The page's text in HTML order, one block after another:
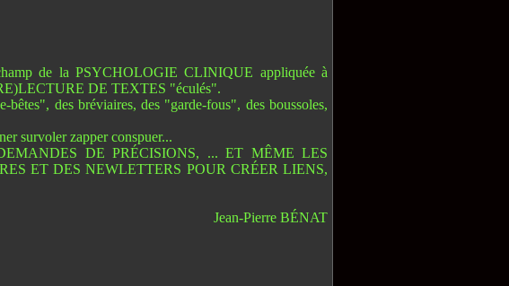
de la PSYCHOLOGIE CLINIQUE appliquée à
DE TEXTES "éculés".
des bréviaires, des "garde-fous", des boussoles,
survoler zapper conspuer...
DE PRÉCISIONS, ... ET MÊME LES
ET DES NEWLETTERS POUR CRÉER LIENS,
Jean-Pierre BÉNAT